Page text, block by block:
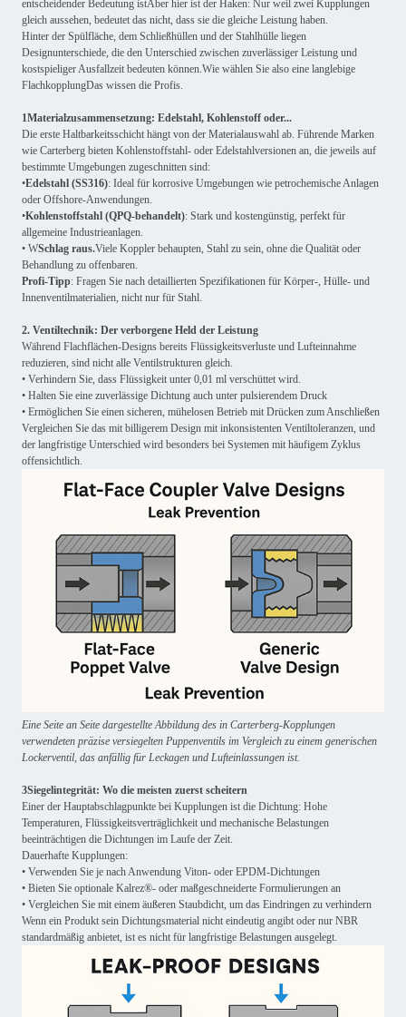
entscheidender Bedeutung istAber hier ist der Haken: Nur weil zwei Kupplungen
gleich aussehen, bedeutet das nicht, dass sie die gleiche Leistung haben.
Hinter der Spülfläche, dem Schließhüllen und der Stahlhülle liegen
Designunterschiede, die den Unterschied zwischen zuverlässiger Leistung und
kostspieliger Ausfallzeit bedeuten können.Wie wählen Sie also eine langlebige
FlachkopplungDas wissen die Profis.
1Materialzusammensetzung: Edelstahl, Kohlenstoff oder...
Die erste Haltbarkeitsschicht hängt von der Materialauswahl ab. Führende Marken
wie Carterberg bieten Kohlenstoffstahl- oder Edelstahlversionen an, die jeweils auf
bestimmte Umgebungen zugeschnitten sind:
•Edelstahl (SS316): Ideal für korrosive Umgebungen wie petrochemische Anlagen
oder Offshore-Anwendungen.
•Kohlenstoffstahl (QPQ-behandelt): Stark und kostengünstig, perfekt für
allgemeine Industrieanlagen.
• WSchlag raus.Viele Koppler behaupten, Stahl zu sein, ohne die Qualität oder
Behandlung zu offenbaren.
Profi-Tipp: Fragen Sie nach detaillierten Spezifikationen für Körper-, Hülle- und
Innenventilmaterialien, nicht nur für Stahl.
2. Ventiltechnik: Der verborgene Held der Leistung
Während Flachflächen-Designs bereits Flüssigkeitsverluste und Lufteinnahme
reduzieren, sind nicht alle Ventilstrukturen gleich.
• Verhindern Sie, dass Flüssigkeit unter 0,01 ml verschüttet wird.
• Halten Sie eine zuverlässige Dichtung auch unter pulsierendem Druck
• Ermöglichen Sie einen sicheren, mühelosen Betrieb mit Drücken zum Anschließen
Vergleichen Sie das mit billigerem Design mit inkonsistenten Ventiltoleranzen, und
der langfristige Unterschied wird besonders bei Systemen mit häufigem Zyklus
offensichtlich.
Eine Seite an Seite dargestellte Abbildung des in Carterberg-Kopplungen
verwendeten präzise versiegelten Puppenventils im Vergleich zu einem generischen
Lockerventil, das anfällig für Leckagen und Lufteinlassungen ist.
3Siegelintegrität: Wo die meisten zuerst scheitern
Einer der Hauptabschlagpunkte bei Kupplungen ist die Dichtung: Hohe
Temperaturen, Flüssigkeitsverträglichkeit und mechanische Belastungen
beeinträchtigen die Dichtungen im Laufe der Zeit.
Dauerhafte Kupplungen:
• Verwenden Sie je nach Anwendung Viton- oder EPDM-Dichtungen
• Bieten Sie optionale Kalrez®- oder maßgeschneiderte Formulierungen an
• Vergleichen Sie mit einem äußeren Staubdicht, um das Eindringen zu verhindern
Wenn ein Produkt sein Dichtungsmaterial nicht eindeutig angibt oder nur NBR
standardmäßig anbietet, ist es nicht für langfristige Belastungen ausgelegt.